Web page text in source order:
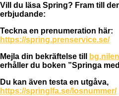
Vill du läsa Spring? Fram till
erbjudande:
Teckna en prenumeration här:
https://spring.prenservice.se/
Mejla din bekräftelse till
erhåller du boken ”Springa
Du kan även testa en utgåva,
https://springlfa.se/losnummer/